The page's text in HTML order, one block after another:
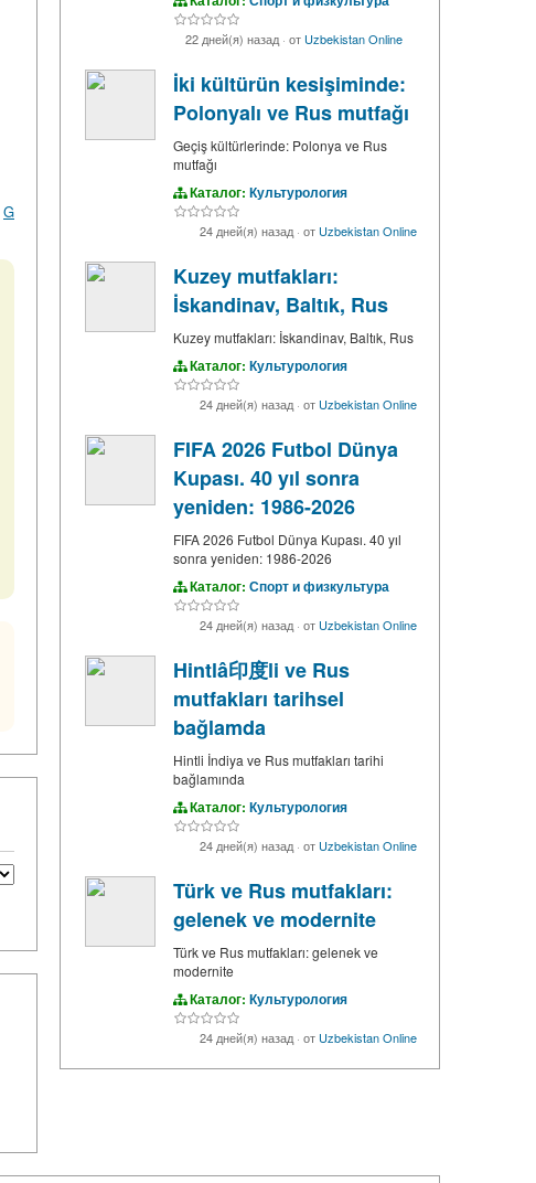
G
22 дней(я) назад· от Uzbekistan Online
İki kültürün kesişiminde:
Polonyalı ve Rus mutfağı
Geçiş kültürlerinde: Polonya ve Rus
mutfağı
Каталог: Культурология
24 дней(я) назад· от Uzbekistan Online
Kuzey mutfakları:
İskandinav, Baltık, Rus
Kuzey mutfakları: İskandinav, Baltık, Rus
Каталог: Культурология
24 дней(я) назад· от Uzbekistan Online
FIFA 2026 Futbol Dünya
Kupası. 40 yıl sonra
yeniden: 1986-2026
FIFA 2026 Futbol Dünya Kupası. 40 yıl
sonra yeniden: 1986-2026
Каталог: Спорт и физкультура
24 дней(я) назад· от Uzbekistan Online
Hintlâ印度li ve Rus
mutfakları tarihsel
bağlamda
Hintli İndiya ve Rus mutfakları tarihi
bağlamında
Каталог: Культурология
24 дней(я) назад· от Uzbekistan Online
Türk ve Rus mutfakları:
gelenek ve modernite
Türk ve Rus mutfakları: gelenek ve
modernite
Каталог: Культурология
24 дней(я) назад· от Uzbekistan Online